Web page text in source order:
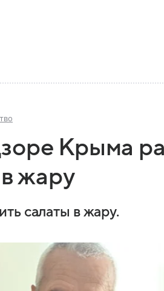
Крыма
жару
салаты в жару.